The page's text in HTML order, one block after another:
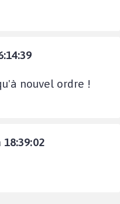
nouvel ordre !